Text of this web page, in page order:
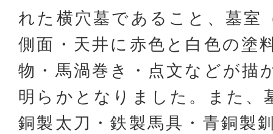
れた横穴墓であること、墓室
側面・天井に赤色と白色の塗
物・馬渦巻き・点文などが描
明らかとなりました。また、
銅製太刀・鉄製馬具・青銅製